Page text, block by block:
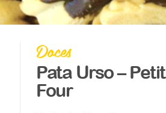
Doces
Pata Urso – Petit
Four